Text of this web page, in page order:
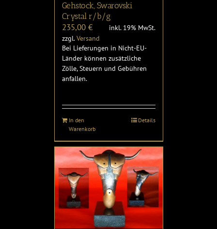
Gehstock, Swarovski
Crystal r/b/g
235,00 €
inkl. 19% MwSt.
zzgl.Versand
Bei Lieferungen in Nicht-EU-
Länder können zusätzliche
Zölle, Steuern und Gebühren
anfallen.
In den
Warenkorb
Details